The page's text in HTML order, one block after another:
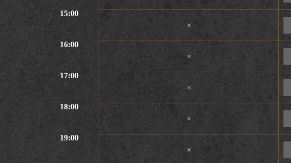
15:00
×
16:00
×
17:00
×
18:00
×
19:00
×